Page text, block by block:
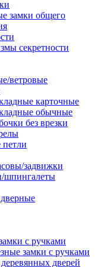
замки общего
секретности
ветровые
карточные
обычные
без врезки
петли
задвижки
шпингалеты
с ручками
замки с ручками
деревянных дверей